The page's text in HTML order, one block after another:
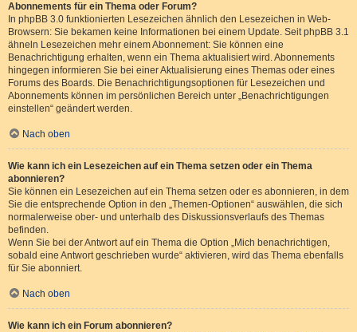
Abonnements für ein Thema oder Forum?
In phpBB 3.0 funktionierten Lesezeichen ähnlich den Lesezeichen in Web-
Browsern: Sie bekamen keine Informationen bei einem Update. Seit phpBB 3.1
ähneln Lesezeichen mehr einem Abonnement: Sie können eine
Benachrichtigung erhalten, wenn ein Thema aktualisiert wird. Abonnements
hingegen informieren Sie bei einer Aktualisierung eines Themas oder eines
Forums des Boards. Die Benachrichtigungsoptionen für Lesezeichen und
Abonnements können im persönlichen Bereich unter „Benachrichtigungen
einstellen“ geändert werden.
Nach oben
Wie kann ich ein Lesezeichen auf ein Thema setzen oder ein Thema
abonnieren?
Sie können ein Lesezeichen auf ein Thema setzen oder es abonnieren, in dem
Sie die entsprechende Option in den „Themen-Optionen“ auswählen, die sich
normalerweise ober- und unterhalb des Diskussionsverlaufs des Themas
befinden.
Wenn Sie bei der Antwort auf ein Thema die Option „Mich benachrichtigen,
sobald eine Antwort geschrieben wurde“ aktivieren, wird das Thema ebenfalls
für Sie abonniert.
Nach oben
Wie kann ich ein Forum abonnieren?